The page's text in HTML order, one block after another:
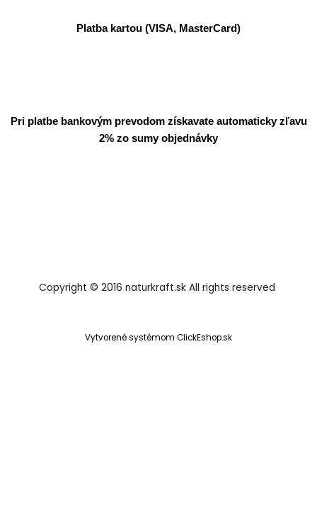
Platba kartou (VISA, MasterCard)
Pri platbe bankovým prevodom získavate automaticky zľavu
2% zo sumy objednávky
Copyright © 2016 naturkraft.sk All rights reserved
Vytvorené systémom ClickEshop.sk